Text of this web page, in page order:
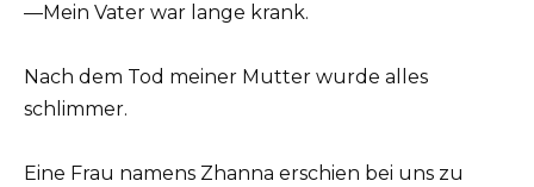
—Mein Vater war lange krank.
Nach dem Tod meiner Mutter wurde alles
schlimmer.
Eine Frau namens Zhanna erschien bei uns zu